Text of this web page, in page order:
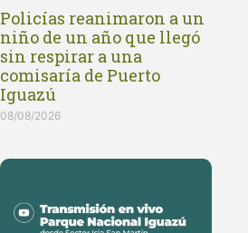
Policías reanimaron a un
niño de un año que llegó
sin respirar a una
comisaría de Puerto
Iguazú
08/08/2026